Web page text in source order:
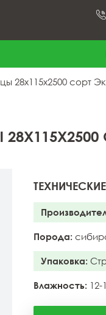
28x115x2500 сорт
Порода:
Упаковка:
Влажность: 12-